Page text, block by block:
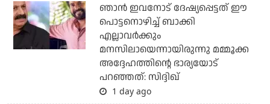
ഞാന്‍ ഇവനോട് ദേഷ്യപ്പെട്ടത് ഈ
പൊട്ടനൊഴിച്ച് ബാക്കി
എല്ലാവര്‍ക്കും
മനസിലായെന്നായിരുന്നു മമ്മൂക്ക
അദ്ദേഹത്തിന്റെ ഭാര്യയോട്
പറഞ്ഞത്: സിദ്ദിഖ്
1 day ago